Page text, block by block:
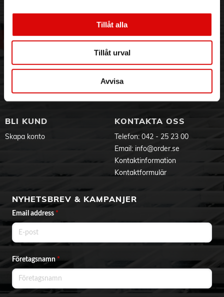
Tillåt alla
Tillåt urval
Avvisa
• Precisionsfokus (oändligt fokuserbar ljusstråle från punkt till
• Handledsrem ingår
• Egen VARTA-produktdesign
Batteritid: (upp till) 24 h
Lumen: 1500 lm
Falltest: 2 m
Material: PC (polykarbonat) ABS, silikon, aluminium
Vår historia
Jobba hos oss
Varumärken
Vanliga frågor
Service & Support
Godsefterlysning & Felleverans
Integritetspolicy
Om cookies
BLI KUND
Skapa konto
KONTAKTA OSS
Telefon: 042 - 25 23 00
Email: info@order.se
Kontaktinformation
Kontaktformulär
NYHETSBREV & KAMPANJER
Email address *
Företagsnamn*